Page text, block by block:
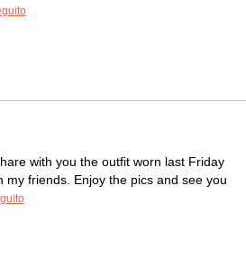
with you the outfit worn last Friday
my friends. Enjoy the pics and see you